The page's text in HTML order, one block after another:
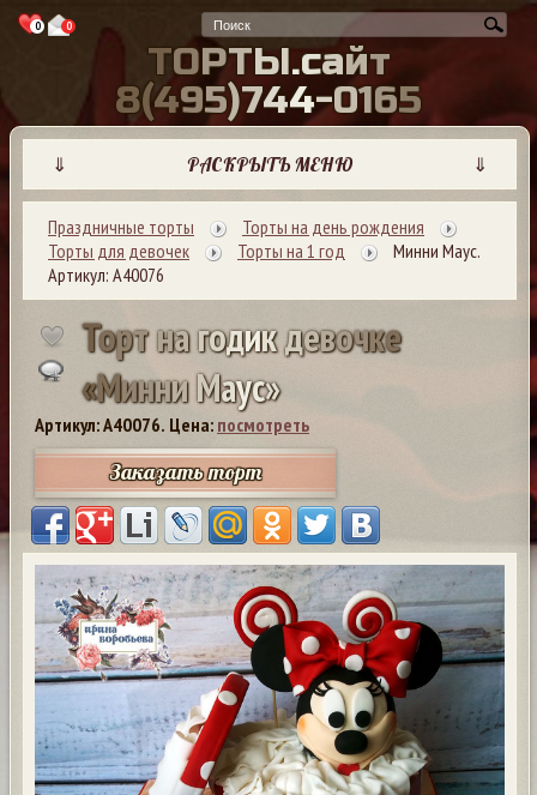
0 0
ТОРТЫ.сайт
8(495)744-0165
⇓ РАСКРЫТЬ МЕНЮ ⇓
Праздничные торты
Торты на день рождения
Торты для девочек
Торты на 1 год
Минни Маус.
Артикул: А40076
Тортнагодикдевочке
«МинниМаус»
Артикул: A40076. Цена: посмотреть
Заказать торт